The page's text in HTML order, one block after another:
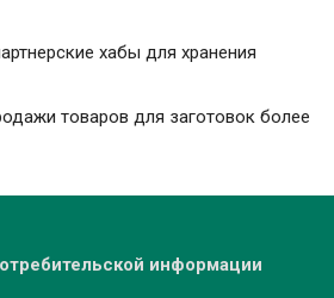
хабы для хранения
товаров для заготовок более
информации